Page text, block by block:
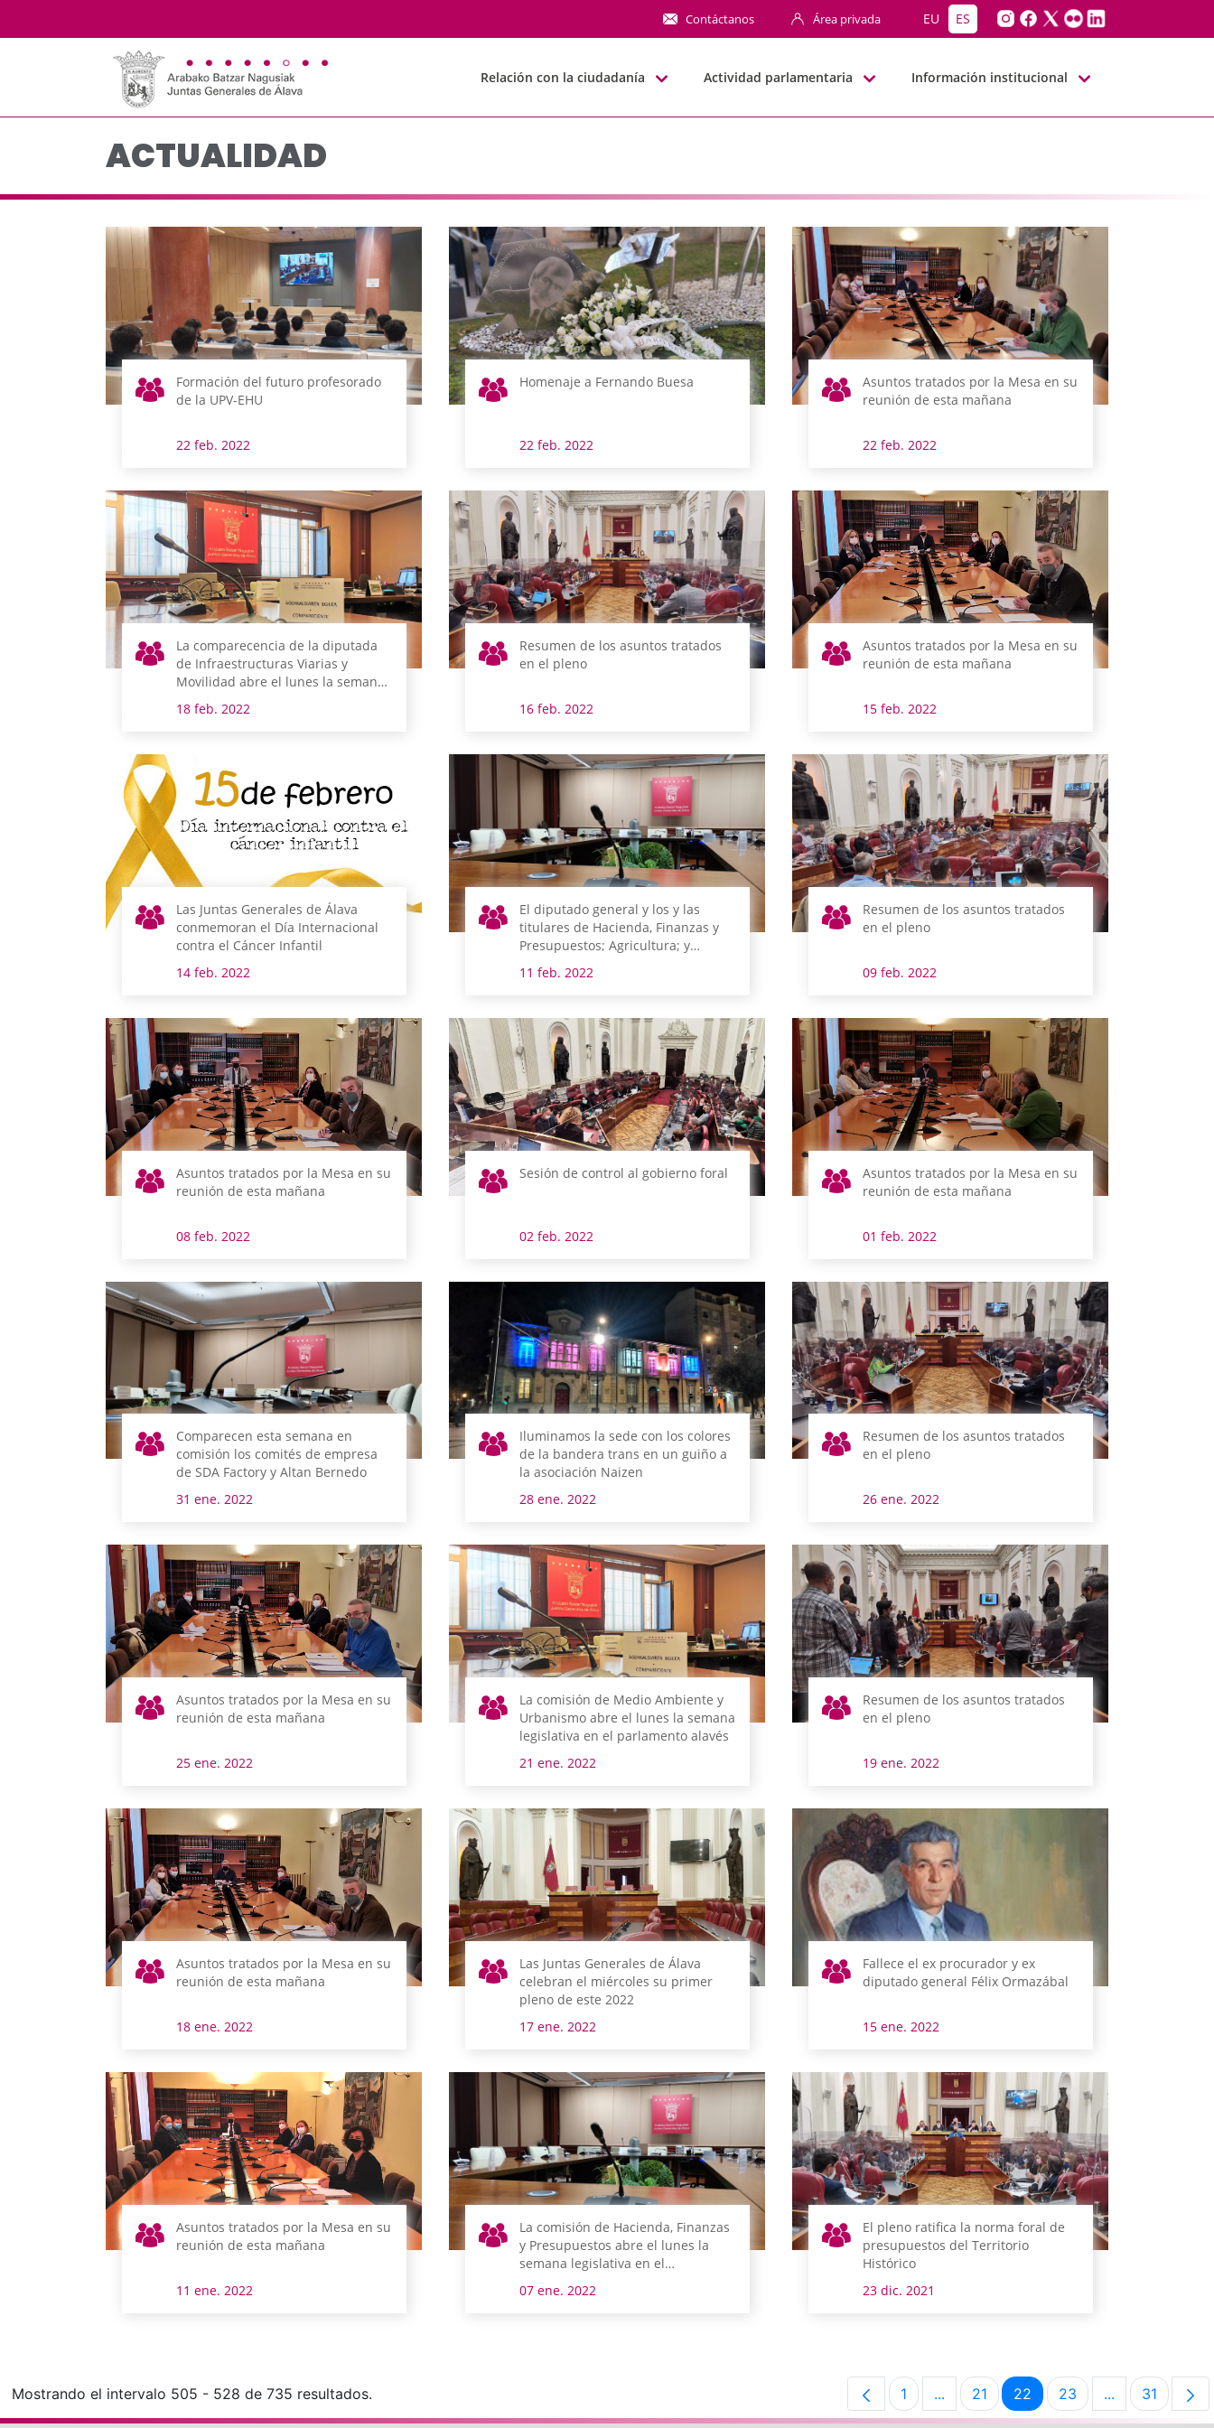
Contáctanos Área privada EU ES
Relación con la ciudadanía Actividad parlamentaria Información institucional
ACTUALIDAD
Formación del futuro profesorado
de la UPV-EHU
22 feb. 2022
Homenaje a Fernando Buesa
22 feb. 2022
Asuntos tratados por la Mesa en su
reunión de esta mañana
22 feb. 2022
La comparecencia de la diputada
de Infraestructuras Viarias y
Movilidad abre el lunes la semana
18 feb. 2022
Resumen de los asuntos tratados
en el pleno
16 feb. 2022
Asuntos tratados por la Mesa en su
reunión de esta mañana
15 feb. 2022
Las Juntas Generales de Álava
conmemoran el Día Internacional
contra el Cáncer Infantil
14 feb. 2022
El diputado general y los y las
titulares de Hacienda, Finanzas y
Presupuestos; Agricultura; y
próxima semana en comisión
11 feb. 2022
Resumen de los asuntos tratados
en el pleno
09 feb. 2022
Asuntos tratados por la Mesa en su
reunión de esta mañana
08 feb. 2022
Sesión de control al gobierno foral
02 feb. 2022
Asuntos tratados por la Mesa en su
reunión de esta mañana
01 feb. 2022
Comparecen esta semana en
comisión los comités de empresa
de SDA Factory y Altan Bernedo
31 ene. 2022
Iluminamos la sede con los colores
de la bandera trans en un guiño a
la asociación Naizen
28 ene. 2022
Resumen de los asuntos tratados
en el pleno
26 ene. 2022
Asuntos tratados por la Mesa en su
reunión de esta mañana
25 ene. 2022
La comisión de Medio Ambiente y
Urbanismo abre el lunes la semana
legislativa en el parlamento alavés
21 ene. 2022
Resumen de los asuntos tratados
en el pleno
19 ene. 2022
Asuntos tratados por la Mesa en su
reunión de esta mañana
18 ene. 2022
Las Juntas Generales de Álava
celebran el miércoles su primer
pleno de este 2022
17 ene. 2022
Fallece el ex procurador y ex
diputado general Félix Ormazábal
15 ene. 2022
Asuntos tratados por la Mesa en su
reunión de esta mañana
11 ene. 2022
La comisión de Hacienda, Finanzas
y Presupuestos abre el lunes la
semana legislativa en el
07 ene. 2022
El pleno ratifica la norma foral de
presupuestos del Territorio
Histórico
23 dic. 2021
Mostrando el intervalo 505 - 528 de 735 resultados. Página
1 ...Páginas intermedias Use TAB para
Página
21 Página
22 Página
23 ...PáginasPágina
31